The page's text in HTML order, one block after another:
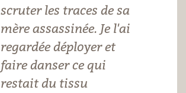
scruter les traces de sa
mère assassinée. Je l'ai
regardée déployer et
faire danser ce qui
restait du tissu